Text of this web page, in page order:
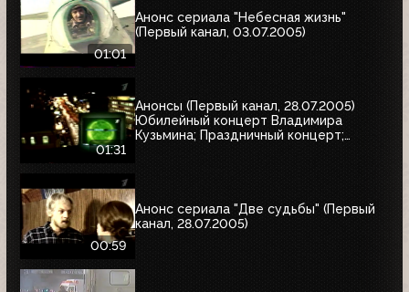
01:01
Анонс сериала "Небесная жизнь"
(Первый канал, 03.07.2005)
01:31
Анонсы (Первый канал, 28.07.2005)
Юбилейный концерт Владимира
Кузьмина; Праздничный концерт;
00:59
Анонс сериала "Две судьбы" (Первый
канал, 28.07.2005)